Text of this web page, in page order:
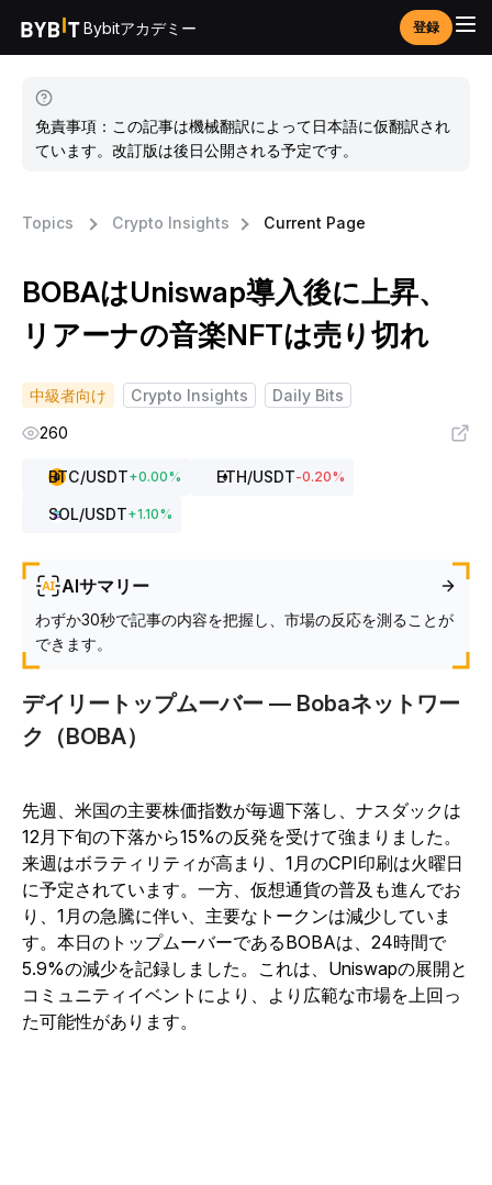
Bybitアカデミー 登録
免責事項：この記事は機械翻訳によって日本語に仮翻訳され
ています。改訂版は後日公開される予定です。
Topics Crypto Insights Current Page
BOBAはUniswap導入後に上昇、
リアーナの音楽NFTは売り切れ
中級者向け Crypto Insights
Daily Bits
260
BTC/USDT+0.00% ETH/USDT-0.20%
SOL/USDT+1.10%
AIサマリー
わずか30秒で記事の内容を把握し、市場の反応を測ることが
できます。
デイリートップムーバー — Bobaネットワー
ク（BOBA）
先週、米国の主要株価指数が毎週下落し、ナスダックは
12月下旬の下落から15%の反発を受けて強まりました。
来週はボラティリティが高まり、1月のCPI印刷は火曜日
に予定されています。一方、仮想通貨の普及も進んでお
り、1月の急騰に伴い、主要なトークンは減少していま
す。本日のトップムーバーであるBOBAは、24時間で
5.9%の減少を記録しました。これは、Uniswapの展開と
コミュニティイベントにより、より広範な市場を上回っ
た可能性があります。